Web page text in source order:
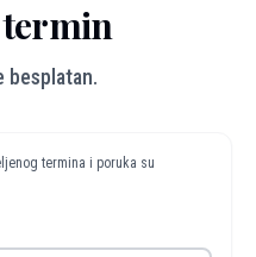
termin
besplatan.
termina i poruka su